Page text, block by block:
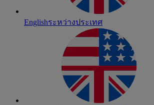
Englishระหว่างประเทศ